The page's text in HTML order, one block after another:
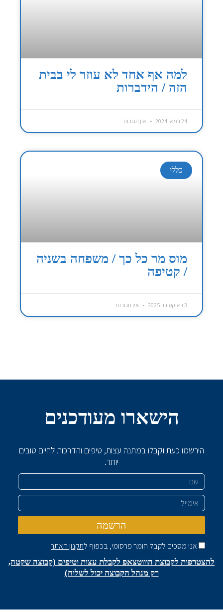
למה אף אחד לא עוזר לי בבית
הזה / הידברות
24 במאי 2024 אין תגובות
כללי
מוס מר כל כך / משפחה בשניה
/ קטיפה
3 באוקטובר 2025 אין תגובות
הישארו מעודכנים
הירשמו כעת וקבלו במתנה עצות, טיפים והדרכות לחיים טובים
יותר.
שם
אימייל
אני מסכים לקבל חומר פרסומי, בכפוף לתקנון האתר
הרשמה
להצטרפות לקבוצת הוווטצאפ לקבלת עצות וטיפים (קבוצה שקטה,
רק מנהל הקבוצה יכול לשלוח)